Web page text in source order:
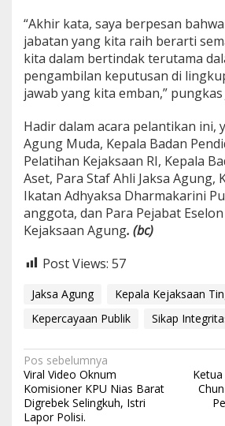
“Akhir kata, saya berpesan
jabatan yang kita raih berarti
kita dalam bertindak terutama
pengambilan keputusan di
jawab yang kita emban,” pungkas
Hadir dalam acara pelantikan ini,
Agung Muda, Kepala Badan
Pelatihan Kejaksaan RI, Kepala
Aset, Para Staf Ahli Jaksa Agung,
Ikatan Adhyaksa Dharmakarini
anggota, dan Para Pejabat
Kejaksaan Agung. (bc)
Post Views: 57
Jaksa Agung
Kepala Kejaksaan
Kepercayaan Publik
Sikap
N
a
v
Pos sebelumnya
Viral Video Oknum
Komisioner KPU Nias Barat
Digrebek Selingkuh, Istri
Lapor Polisi.